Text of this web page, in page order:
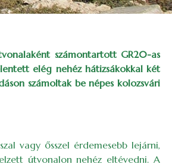
számontartott GR20-as
elég nehéz hátizsákokkal két
számoltak be népes kolozsvári
vagy ősszel érdemesebb lejárni,
útvonalon nehéz eltévedni. A